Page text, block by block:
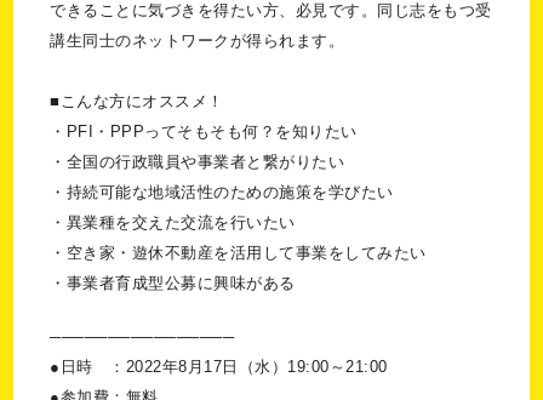
できることに気づきを得たい方、必見です。同じ志をもつ受
講生同士のネットワークが得られます。
■こんな方にオススメ！
・PFI・PPPってそもそも何？を知りたい
・全国の行政職員や事業者と繋がりたい
・持続可能な地域活性のための施策を学びたい
・異業種を交えた交流を行いたい
・空き家・遊休不動産を活用して事業をしてみたい
・事業者育成型公募に興味がある
────────────────
●日時 ：2022年8月17日（水）19:00～21:00